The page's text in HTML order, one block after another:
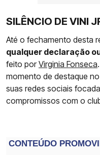
SILÊNCIO DE VINI
Até o fechamento desta
qualquer declaração
feito porVirginia Fonseca
momento de destaque
suas redes sociais
compromissos com o